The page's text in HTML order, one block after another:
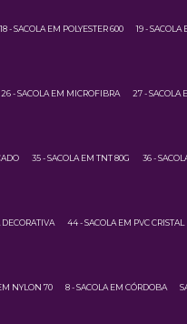
18 - SACOLA EM POLYESTER 600 19 - SACOLA
26 - SACOLA EM MICROFIBRA 27 - SACOLA
35 - SACOLA EM TNT 80G 36 -
DECORATIVA 44 - SACOLA EM PVC CRISTAL
NYLON 70 8 - SACOLA EM CÓRDOBA